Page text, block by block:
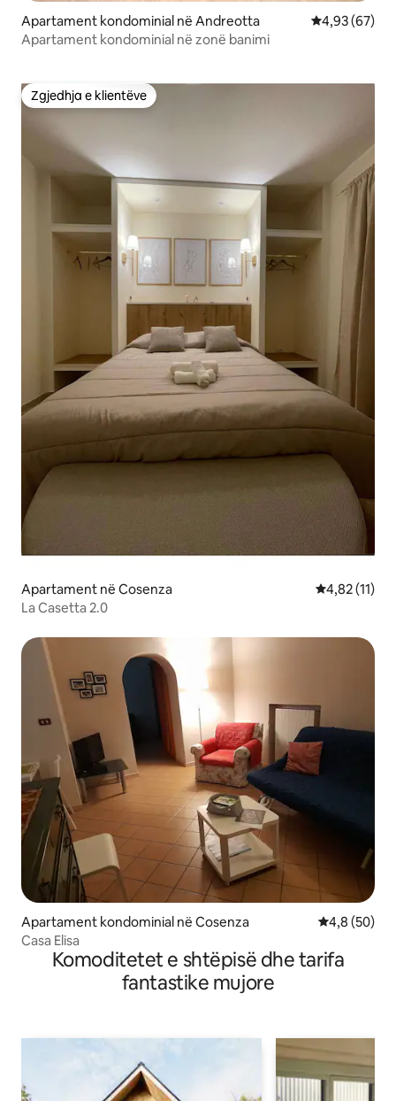
Apartament kondominial në Andreotta Vlerësimi
4,93 (67)
Apartament kondominial në zonë banimi
Zgjedhja e klientëve
Zgjedhja e klientëve
Apartament në Cosenza Vlerësimi
4,82 (11)
La Casetta 2.0
Apartament kondominial në Cosenza Vlerësimi
4,8 (50)
Casa Elisa
Komoditetet e shtëpisë dhe tarifa
fantastike mujore